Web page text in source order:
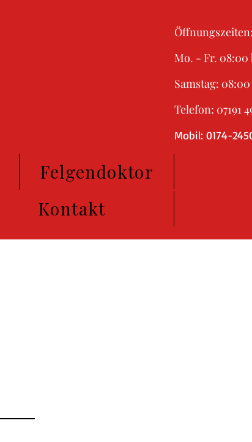
Mo. - Fr. 08:00
Samstag:
Telefon: 07191
Mobil: 0174-
Felgendoktor
Kontakt